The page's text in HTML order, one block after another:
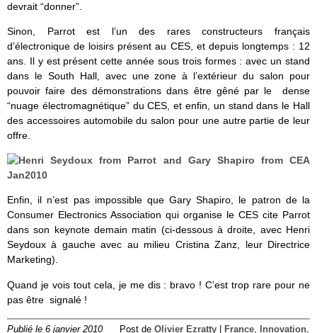
devrait “donner”.
Sinon, Parrot est l’un des rares constructeurs français
d’électronique de loisirs présent au CES, et depuis longtemps : 12
ans. Il y est présent cette année sous trois formes : avec un stand
dans le South Hall, avec une zone à l’extérieur du salon pour
pouvoir faire des démonstrations dans être gêné par le dense
“nuage électromagnétique” du CES, et enfin, un stand dans le Hall
des accessoires automobile du salon pour une autre partie de leur
offre.
Enfin, il n’est pas impossible que Gary Shapiro, le patron de la
Consumer Electronics Association qui organise le CES cite Parrot
dans son keynote demain matin (ci-dessous à droite, avec Henri
Seydoux à gauche avec au milieu Cristina Zanz, leur Directrice
Marketing).
Quand je vois tout cela, je me dis : bravo ! C’est trop rare pour ne
pas être signalé !
Publié le 6 janvier 2010 Post de Olivier Ezratty France Innovation